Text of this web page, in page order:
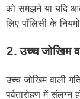
को समझने या यदि
लिए पॉलिसी के
2. उच्च जोखिम
उच्च जोखिम वाली
पर्वतारोहण में संलग्न